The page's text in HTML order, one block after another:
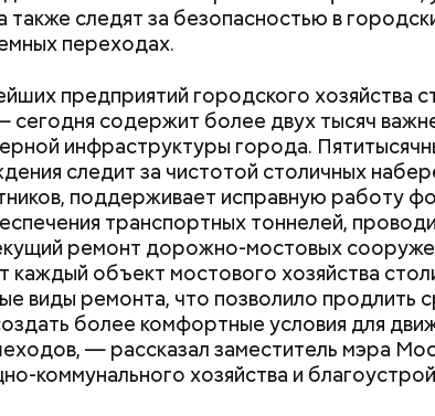
также следят за безопасностью в
переходах.
предприятий городского хозяйства
сегодня содержит более двух тысяч
инфраструктуры города.
следит за чистотой столичных
поддерживает исправную работу
транспортных тоннелей,
ремонт дорожно-мостовых
каждый объект мостового хозяйства
виды ремонта, что позволило продлить
более комфортные условия для
— рассказал заместитель мэра
коммунального хозяйства и
центр начал работать в еще одном
ВДНХ. Его легко найти, он расположен в
входа. Также там можно сдать
запись для посещения пункта не
ее слова столичныйоперштаб.
, что в муниципальном этапе
стартовал в столичных школах,
х классов, успешно выступившие на
и призеры муниципального этапа